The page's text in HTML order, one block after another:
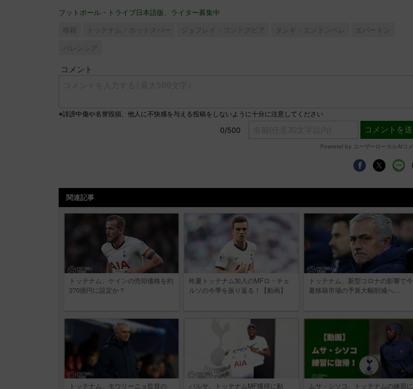
フットボール・トライブ日本語版、ライター募集中
移籍 トッテナム・ホットスパー ジョフレイ・コンドグビア タンギ・エンドンベレ
エバートン
バレンシア
関連記事
トッテナム、ケインの売却価格を約
270億円に設定か？
昨夏トッテナム加入のMFロ・チェ
ルソの今季を振り返る！【動画】
トッテナム、新型コロナの影響で今
夏移籍市場の予算大幅削減へ…
トッテナム、モウリーニョ監督の バルサ、トッテナムMF獲得に動 ムサ・シソコ、トッテナムの練習に